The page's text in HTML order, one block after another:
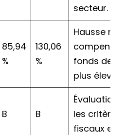
secteur.
85,94
%
130,06
%
Hausse
fonds de
plus élevé.
B B
Évaluation
les critères
fiscaux et